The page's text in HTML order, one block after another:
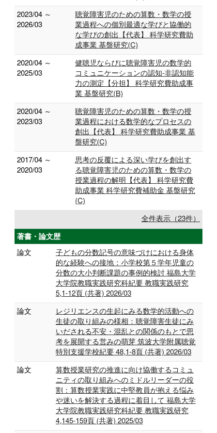
2023/04 ～
2026/03
聴覚障害児のための算数・数学の授
業過程への個別最適な学びと協働的
な学びの創出【代表】 科学研究費助
成事業 基盤研究(C)
2020/04 ～
2025/03
健聴児ならびに聴覚障害児の数学的
コミュニケーションの認知-非認知能
力の測定【分担】 科学研究費助成事
業 基盤研究(B)
2020/04 ～
2023/03
聴覚障害児のための算数・数学の授
業過程における数学的なプロセスの
創出【代表】 科学研究費助成事業 基
盤研究(C)
2017/04 ～
2020/03
思考の反覆による深い学びを創出す
る聴覚障害児のための算数・数学の
授業過程の解明【代表】 科学研究費
助成事業 科学研究費補助金 基盤研究
(C)
全件表示（23件）
著書・論文歴
論文
子どもの分数記号の意味づけにおける身体
的な経験への接地：小学校第５学年児童の
分数の大小判断課題の事例的検討 福島大学
大学院教職実践研究科紀要 教職実践研究
5,1-12頁 (共著) 2026/03
論文
レジリエンスの生起にみる数学的活動への
生徒の取り組みの様相：聴覚障害生徒にみ
いだされる不安・混乱との関係のもとで思
考を展開する営みの萌芽 筑波大学附属聴覚
特別支援学校紀要 48,1-8頁 (共著) 2026/03
論文
算数授業研究の推進に向け協働するコミュ
ニティの取り組みへのミドルリーダーの役
割：算数授業実践に中堅教員が抱える悩み
や迷いを解決する過程に着目して 福島大学
大学院教職実践研究科紀要 教職実践研究
4,145-159頁 (共著) 2025/03